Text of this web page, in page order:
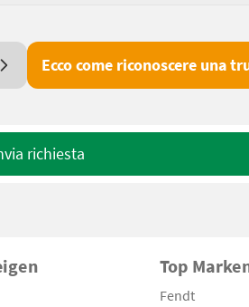
Ecco come riconoscere una
richiesta
Top
Fendt